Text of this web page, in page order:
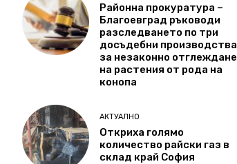
Районна прокуратура –
Благоевград ръководи
разследването по три
досъдебни производства
за незаконно отглеждане
на растения от рода на
конопа
АКТУАЛНО
Откриха голямо
количество райски газ в
склад край София